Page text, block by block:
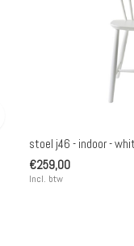
stoel j46 - indoor -
€259,00
Incl. btw